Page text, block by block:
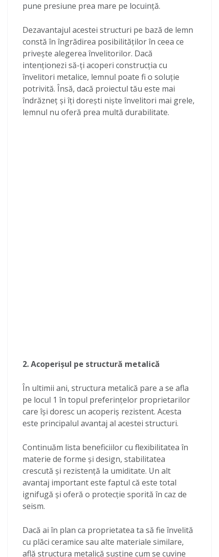
pune presiune prea mare pe locuință.
Dezavantajul acestei structuri pe bază de lemn
constă în îngrădirea posibilităților în ceea ce
privește alegerea învelitorilor. Dacă
intenționezi să-ți acoperi construcția cu
învelitori metalice, lemnul poate fi o soluție
potrivită. Însă, dacă proiectul tău este mai
îndrăzneț și îți dorești niște învelitori mai grele,
lemnul nu oferă prea multă durabilitate.
2. Acoperișul pe structură metalică
În ultimii ani, structura metalică pare a se afla
pe locul 1 în topul preferințelor proprietarilor
care își doresc un acoperiș rezistent. Acesta
este principalul avantaj al acestei structuri.
Continuăm lista beneficiilor cu flexibilitatea în
materie de forme și design, stabilitatea
crescută și rezistență la umiditate. Un alt
avantaj important este faptul că este total
ignifugă și oferă o protecție sporită în caz de
seism.
Dacă ai în plan ca proprietatea ta să fie învelită
cu plăci ceramice sau alte materiale similare,
află structura metalică susține cum se cuvine